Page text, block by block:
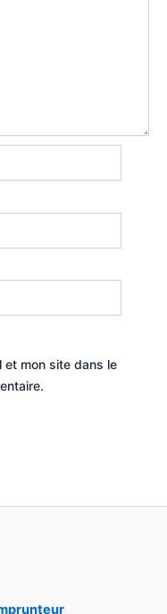
et mon site dans le